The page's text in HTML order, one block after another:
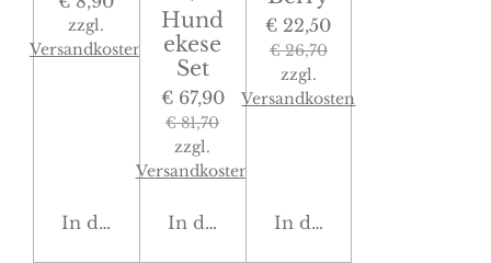
zzgl.
Versandkosten
In den Warenkorb
Hund
ekese
Set
€ 67,90
€ 81,70
zzgl.
Versandkosten
In den Warenkorb
€ 22,50
€ 26,70
zzgl.
Versandkosten
In den Warenkorb